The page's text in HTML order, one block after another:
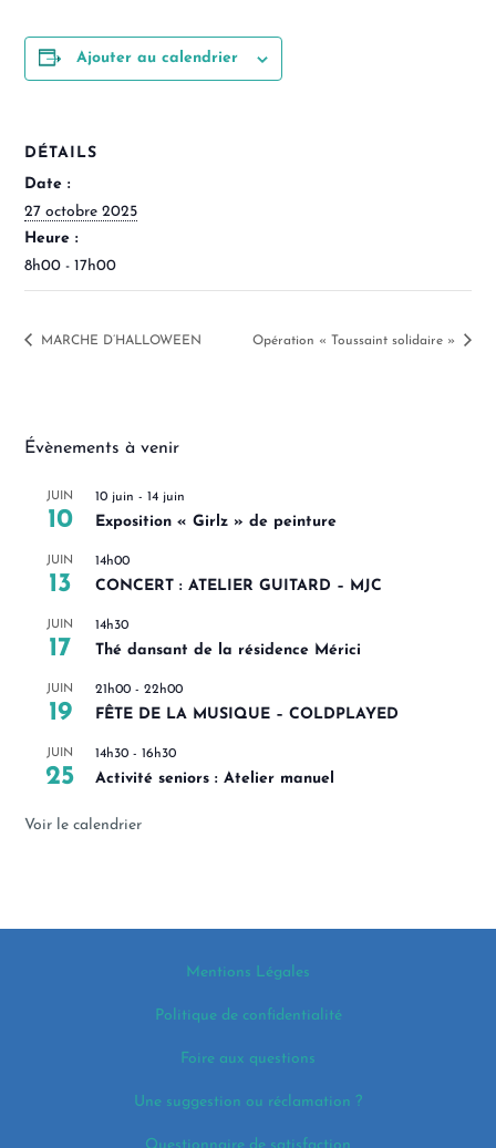
Ajouter au calendrier
DÉTAILS
Date :
27 octobre 2025
Heure :
8h00 - 17h00
MARCHE D’HALLOWEEN Opération « Toussaint solidaire »
Évènements à venir
JUIN
10
10 juin - 14 juin
Exposition « Girlz » de peinture
JUIN
13
14h00
CONCERT : ATELIER GUITARD – MJC
JUIN
17
14h30
Thé dansant de la résidence Mérici
JUIN
19
21h00 -22h00
FÊTE DE LA MUSIQUE – COLDPLAYED
JUIN
25
14h30 - 16h30
Activité seniors : Atelier manuel
Voir le calendrier
Mentions Légales
Politique de confidentialité
Foire aux questions
Une suggestion ou réclamation ?